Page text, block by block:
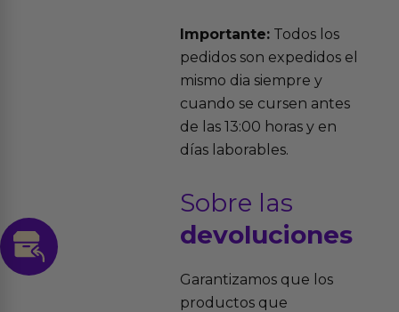
Importante:Todos los
pedidos son expedidos el
mismo dia siempre y
cuando se cursen antes
de las 13:00 horas y en
días laborables.
Sobre las
devoluciones
Garantizamos que los
productos que